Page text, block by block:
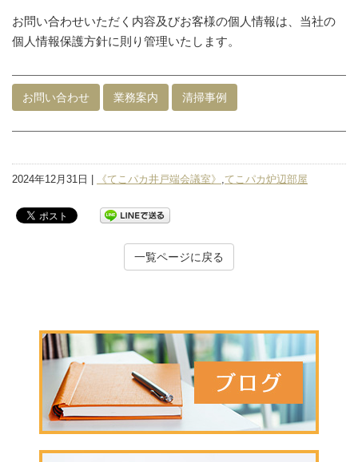
お問い合わせいただく内容及びお客様の個人情報は、当社の
個人情報保護方針に則り管理いたします。
お問い合わせ 業務案内 清掃事例
2024年12月31日 | 《てこパカ井戸端会議室》 ,てこパカ炉辺部屋
一覧ページに戻る